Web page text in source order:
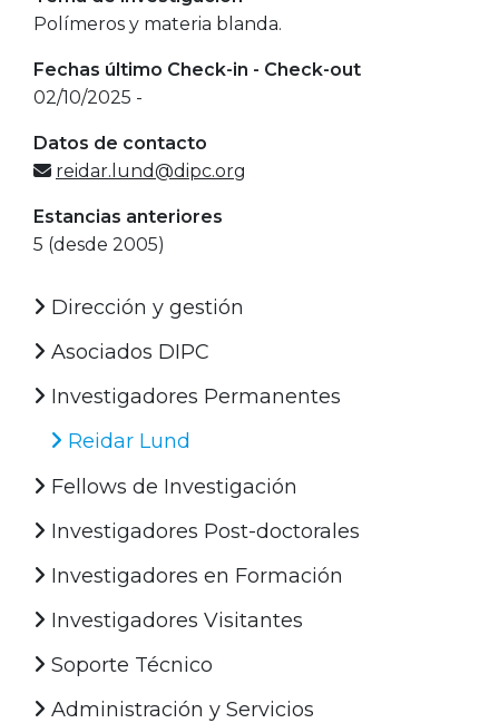
Polímeros y materia blanda.
Fechas último Check-in - Check-out
02/10/2025 -
Datos de contacto
reidar.lund@dipc.org
Estancias anteriores
5 (desde 2005)
Dirección y gestión
Asociados DIPC
Investigadores Permanentes
Reidar Lund
Fellows de Investigación
Investigadores Post-doctorales
Investigadores en Formación
Investigadores Visitantes
Soporte Técnico
Administración y Servicios